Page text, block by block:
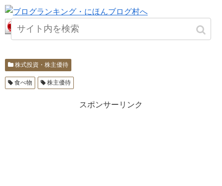
株式投資・株主優待
食べ物 株主優待
スポンサーリンク